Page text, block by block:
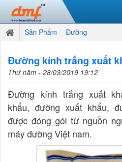
Sản Phẩm Đường
Đường kính trắng xuất
Thứ năm - 28/03/2019 19:12
Đường kính trắng xuất
khẩu, đường xuất khẩu,
được đóng gói từ nguồn
máy đường Việt nam.